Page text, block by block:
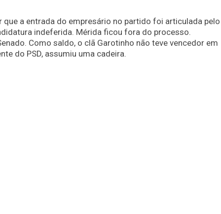
a entrada do empresário no partido foi articulada pelo
indeferida. Mérida ficou fora do processo.
Como saldo, o clã Garotinho não teve vencedor em
do PSD, assumiu uma cadeira.